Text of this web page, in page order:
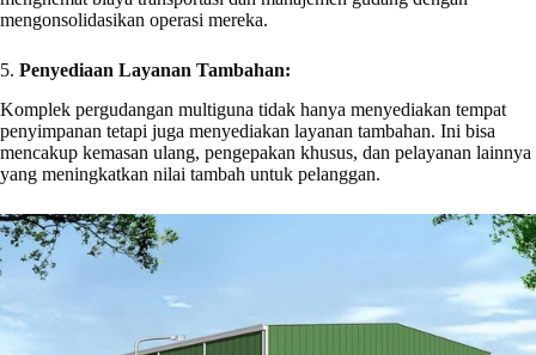
mengonsolidasikan operasi mereka.
5. Penyediaan Layanan Tambahan:
Komplek pergudangan multiguna tidak hanya menyediakan tempat
penyimpanan tetapi juga menyediakan layanan tambahan. Ini bisa
mencakup kemasan ulang, pengepakan khusus, dan pelayanan lainnya
yang meningkatkan nilai tambah untuk pelanggan.